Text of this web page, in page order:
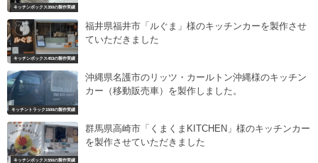
キッチンボックス350の製作実績
キッチンボックス453の製作実績
福井県福井市「ルぐま」様のキッチンカーを製作させ
ていただきました
キッチントラック1500の製作実績
沖縄県名護市のリッツ・カールトン沖縄様のキッチン
カー（移動販売車）を製作しました。
キッチンボックス550の製作実績
群馬県高崎市「くまくまKITCHEN」様のキッチンカー
を製作させていただきました